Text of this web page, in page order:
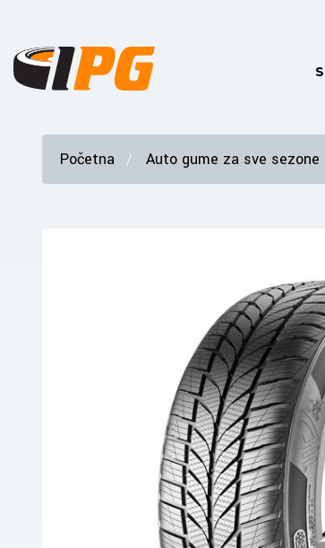
Početna Auto gume za sve sezone